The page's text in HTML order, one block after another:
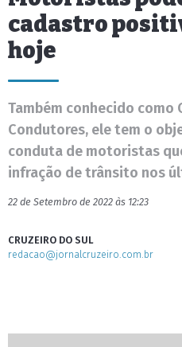
cadastro
hoje
Também conhecido
Condutores, ele tem o
conduta de motoristas
infração de trânsito nos
22 de Setembro de 2022 às 12:23
CRUZEIRO DO SUL
redacao@jornalcruzeiro.com.br